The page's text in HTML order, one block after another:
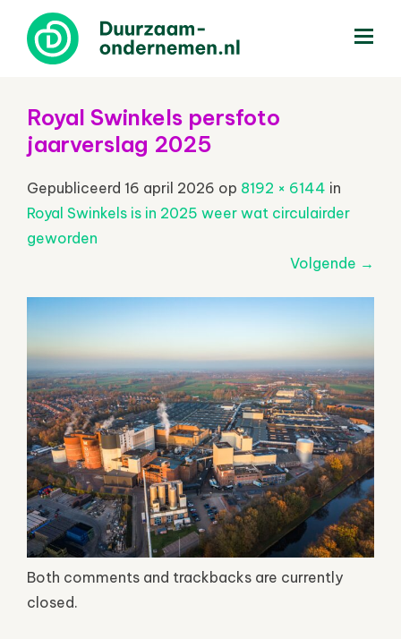
Royal Swinkels persfoto
jaarverslag 2025
Gepubliceerd 16 april 2026 op 8192 × 6144 in
Royal Swinkels is in 2025 weer wat circulairder
geworden
Volgende →
Both comments and trackbacks are currently
closed.